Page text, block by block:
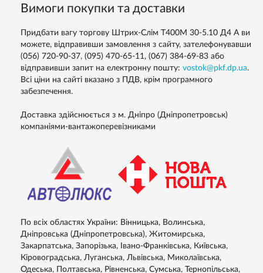
Вимоги покупки та доставки
Придбати вагу торгову Штрих-Слім Т400М 30-5.10 Д4 А ви
можете, відправивши замовлення з сайту, зателефонувавши
(056) 720-90-37, (095) 470-65-11, (067) 384-69-83 або
відправивши запит на електронну пошту: vostok@pkf.dp.ua.
Всі ціни на сайті вказано з ПДВ, крім програмного
забезпечення.
Доставка здійснюється з м. Дніпро (Дніпропетровськ)
компаніями-вантажоперевізниками
По всіх областях України: Вінницька, Волинська,
Дніпровська (Дніпропетровська), Житомирська,
Закарпатська, Запорізька, Івано-Франківська, Київська,
Кіровоградська, Луганська, Львівська, Миколаївська,
Одеська, Полтавська, Рівненська, Сумська, Тернопільська,